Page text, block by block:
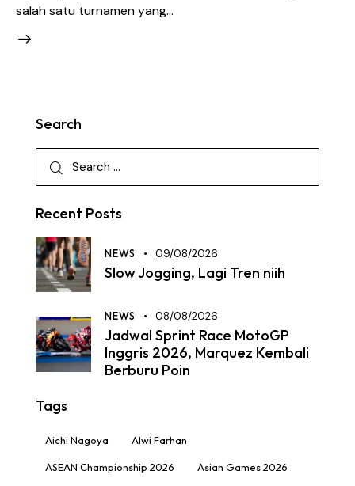
salah satu turnamen yang…
Search
Recent Posts
NEWS 09/08/2026
Slow Jogging, Lagi Tren niih
NEWS 08/08/2026
Jadwal Sprint Race MotoGP
Inggris 2026, Marquez Kembali
Berburu Poin
Tags
Aichi Nagoya Alwi Farhan
ASEAN Championship 2026 Asian Games 2026